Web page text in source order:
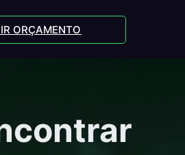
ORÇAMENTO